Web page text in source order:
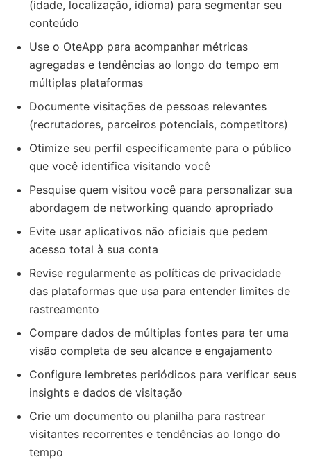
(idade, localização, idioma) para segmentar seu
conteúdo
Use o OteApp para acompanhar métricas
agregadas e tendências ao longo do tempo em
múltiplas plataformas
Documente visitações de pessoas relevantes
(recrutadores, parceiros potenciais, competitors)
Otimize seu perfil especificamente para o público
que você identifica visitando você
Pesquise quem visitou você para personalizar sua
abordagem de networking quando apropriado
Evite usar aplicativos não oficiais que pedem
acesso total à sua conta
Revise regularmente as políticas de privacidade
das plataformas que usa para entender limites de
rastreamento
Compare dados de múltiplas fontes para ter uma
visão completa de seu alcance e engajamento
Configure lembretes periódicos para verificar seus
insights e dados de visitação
Crie um documento ou planilha para rastrear
visitantes recorrentes e tendências ao longo do
tempo